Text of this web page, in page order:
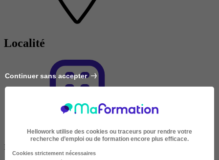
Localité
En présentiel
Continuer sans accepter
Hellowork utilise des cookies ou traceurs pour rendre votre
recherche d’emploi ou de formation encore plus efficace.
Cookies strictement nécessaires